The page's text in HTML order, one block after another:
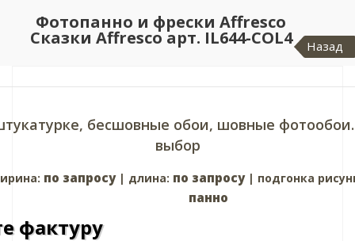
Фотопанно и фрески Affresco
Сказки Affresco арт. IL644-COL4 Назад
бесшовные обои, шовные
выбор
по запросу| длина: по запросу| подгонка
панно
фактуру